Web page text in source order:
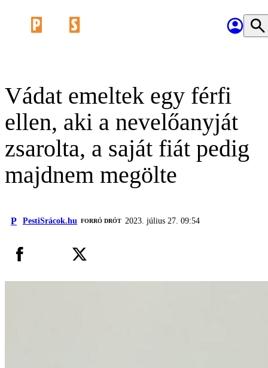
Vádat emeltek egy férfi
ellen, aki a nevelőanyját
zsarolta, a saját fiát pedig
majdnem megölte
P PestiSrácok.hu FORRÓ DRÓT 2023. július 27. 09:54